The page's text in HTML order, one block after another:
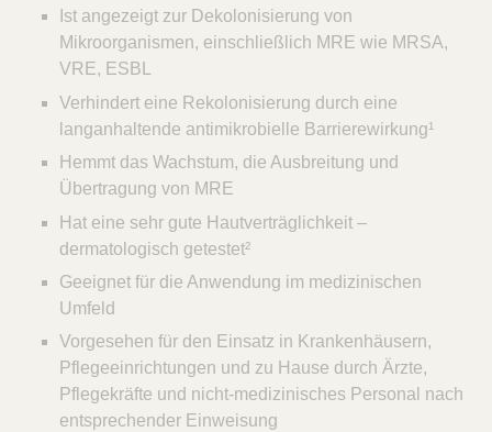
Ist angezeigt zur Dekolonisierung von
Mikroorganismen, einschließlich MRE wie MRSA,
VRE, ESBL
Verhindert eine Rekolonisierung durch eine
langanhaltende antimikrobielle Barrierewirkung¹
Hemmt das Wachstum, die Ausbreitung und
Übertragung von MRE
Hat eine sehr gute Hautverträglichkeit –
dermatologisch getestet²
Geeignet für die Anwendung im medizinischen
Umfeld
Vorgesehen für den Einsatz in Krankenhäusern,
Pflegeeinrichtungen und zu Hause durch Ärzte,
Pflegekräfte und nicht-medizinisches Personal nach
entsprechender Einweisung